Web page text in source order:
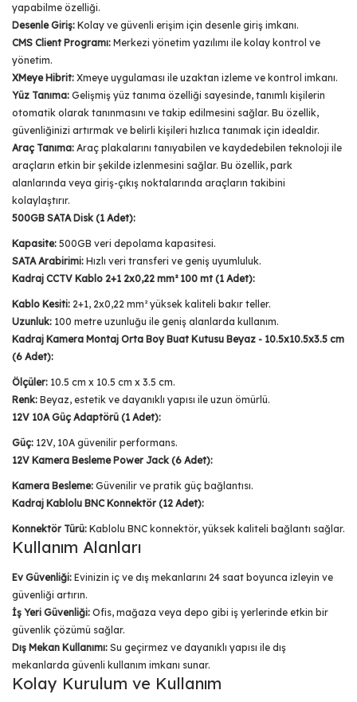
yapabilme özelliği.
Desenle Giriş: Kolay ve güvenli erişim için desenle giriş imkanı.
CMS Client Programı: Merkezi yönetim yazılımı ile kolay kontrol ve
yönetim.
XMeye Hibrit: Xmeye uygulaması ile uzaktan izleme ve kontrol imkanı.
Yüz Tanıma: Gelişmiş yüz tanıma özelliği sayesinde, tanımlı kişilerin
otomatik olarak tanınmasını ve takip edilmesini sağlar. Bu özellik,
güvenliğinizi artırmak ve belirli kişileri hızlıca tanımak için idealdir.
Araç Tanıma: Araç plakalarını tanıyabilen ve kaydedebilen teknoloji ile
araçların etkin bir şekilde izlenmesini sağlar. Bu özellik, park
alanlarında veya giriş-çıkış noktalarında araçların takibini
kolaylaştırır.
500GB SATA Disk (1 Adet):
Kapasite: 500GB veri depolama kapasitesi.
SATA Arabirimi: Hızlı veri transferi ve geniş uyumluluk.
Kadraj CCTV Kablo 2+1 2x0,22 mm² 100 mt (1 Adet):
Kablo Kesiti: 2+1, 2x0,22 mm² yüksek kaliteli bakır teller.
Uzunluk: 100 metre uzunluğu ile geniş alanlarda kullanım.
Kadraj Kamera Montaj Orta Boy Buat Kutusu Beyaz - 10.5x10.5x3.5 cm
(6 Adet):
Ölçüler: 10.5 cm x 10.5 cm x 3.5 cm.
Renk: Beyaz, estetik ve dayanıklı yapısı ile uzun ömürlü.
12V 10A Güç Adaptörü (1 Adet):
Güç: 12V, 10A güvenilir performans.
12V Kamera Besleme Power Jack (6 Adet):
Kamera Besleme: Güvenilir ve pratik güç bağlantısı.
Kadraj Kablolu BNC Konnektör (12 Adet):
Konnektör Türü: Kablolu BNC konnektör, yüksek kaliteli bağlantı sağlar.
Kullanım Alanları
Ev Güvenliği: Evinizin iç ve dış mekanlarını 24 saat boyunca izleyin ve
güvenliği artırın.
İş Yeri Güvenliği: Ofis, mağaza veya depo gibi iş yerlerinde etkin bir
güvenlik çözümü sağlar.
Dış Mekan Kullanımı: Su geçirmez ve dayanıklı yapısı ile dış
mekanlarda güvenli kullanım imkanı sunar.
Kolay Kurulum ve Kullanım